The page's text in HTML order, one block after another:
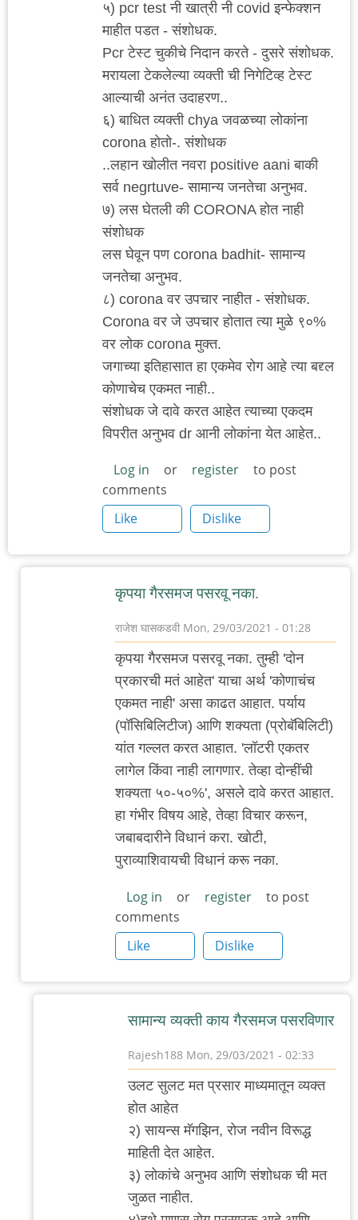
५) pcr test नी खात्री नी covid इन्फेक्शन
माहीत पडत - संशोधक.
Pcr टेस्ट चुकीचे निदान करते - दुसरे संशोधक.
मरायला टेकलेल्या व्यक्ती ची निगेटिव्ह टेस्ट
आल्याची अनंत उदाहरण..
६) बाधित व्यक्ती chya जवळच्या लोकांना
corona होतो-. संशोधक
..लहान खोलीत नवरा positive aani बाकी
सर्व negrtuve- सामान्य जनतेचा अनुभव.
७) लस घेतली की CORONA होत नाही
संशोधक
लस घेवून पण corona badhit- सामान्य
जनतेचा अनुभव.
८) corona वर उपचार नाहीत - संशोधक.
Corona वर जे उपचार होतात त्या मुळे ९०%
वर लोक corona मुक्त.
जगाच्या इतिहासात हा एकमेव रोग आहे त्या बद्द्ल
कोणाचेच एकमत नाही..
संशोधक जे दावे करत आहेत त्याच्या एकदम
विपरीत अनुभव dr आनी लोकांना येत आहेत..
Log in or register
to post
comments
Like
Dislike
कृपया गैरसमज पसरवू नका.
राजेश घासकडवी Mon, 29/03/2021 - 01:28
reply
to
जगाच्या
इतिहासात
पहिल्याच
Rajesh188
कृपया गैरसमज पसरवू नका. तुम्ही 'दोन
प्रकारची मतं आहेत' याचा अर्थ 'कोणाचंच
एकमत नाही' असा काढत आहात. पर्याय
(पॉसिबिलिटीज) आणि शक्यता (प्रोबॅबिलिटी)
यांत गल्लत करत आहात. 'लॉटरी एकतर
लागेल किंवा नाही लागणार. तेव्हा दोन्हींची
शक्यता ५०-५०%', असले दावे करत आहात.
हा गंभीर विषय आहे, तेव्हा विचार करून,
जबाबदारीने विधानं करा. खोटी,
पुराव्याशिवायची विधानं करू नका.
Log in or register
to post
comments
Like
Dislike
सामान्य व्यक्ती काय गैरसमज पसरविणार
Rajesh188 Mon, 29/03/2021 - 02:33
In
reply
to
कृपया
गैरसमज
पसरवू
नका.
उलट सुलट मत प्रसार माध्यमातून व्यक्त
होत आहेत
२) सायन्स मॅगझिन, रोज नवीन विरूद्ध
माहिती देत आहेत.
३) लोकांचे अनुभव आणि संशोधक ची मत
जुळत नाहीत.